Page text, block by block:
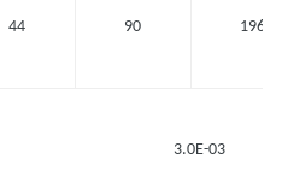
44 90 196
3.0E-03